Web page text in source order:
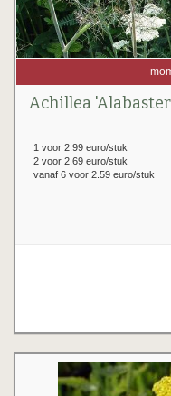
Achillea
1 voor 2.99 euro/stuk
2 voor 2.69 euro/stuk
vanaf 6 voor 2.59 euro/stuk